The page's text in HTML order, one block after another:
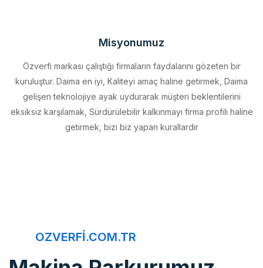
Özverfi markası çalıştığı firmaların faydalarını gözeten bir
gelişen teknolojiye ayak uydurarak müşteri beklentilerini
eksiksiz karşılamak, Sürdürülebilir kalkınmayı firma profili haline
getirmek, bizi biz yapan kurallardır
Makina Parkurumuz,